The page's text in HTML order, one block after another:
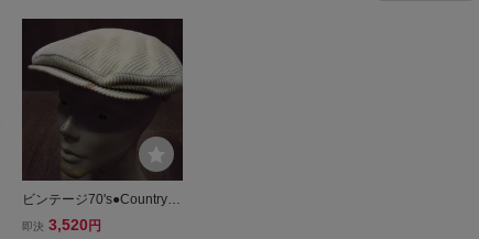
ビンテージ70's●Country G
entlemanコーデュロイハ
即決 3,520円